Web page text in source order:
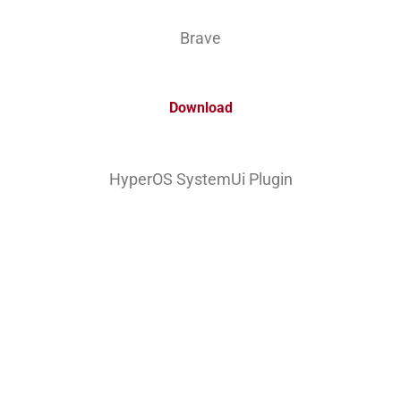
Brave
Download
HyperOS SystemUi Plugin